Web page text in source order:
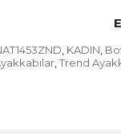
, KADIN,
, Trend